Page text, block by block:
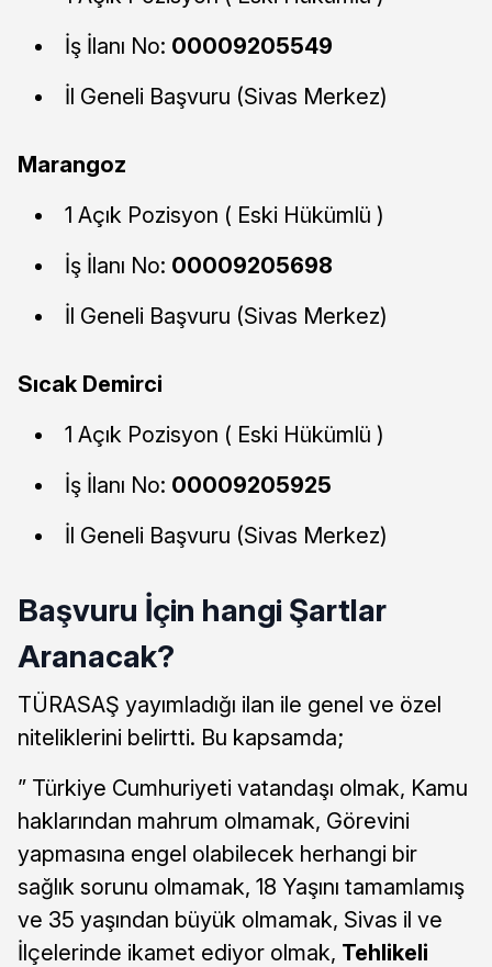
İş İlanı No: 00009205549
İl Geneli Başvuru (Sivas Merkez)
Marangoz
1 Açık Pozisyon ( Eski Hükümlü )
İş İlanı No: 00009205698
İl Geneli Başvuru (Sivas Merkez)
Sıcak Demirci
1 Açık Pozisyon ( Eski Hükümlü )
İş İlanı No: 00009205925
İl Geneli Başvuru (Sivas Merkez)
Başvuru İçin hangi Şartlar
Aranacak?
TÜRASAŞ yayımladığı ilan ile genel ve özel
niteliklerini belirtti. Bu kapsamda;
” Türkiye Cumhuriyeti vatandaşı olmak, Kamu
haklarından mahrum olmamak, Görevini
yapmasına engel olabilecek herhangi bir
sağlık sorunu olmamak, 18 Yaşını tamamlamış
ve 35 yaşından büyük olmamak, Sivas il ve
İlçelerinde ikamet ediyor olmak, Tehlikeli